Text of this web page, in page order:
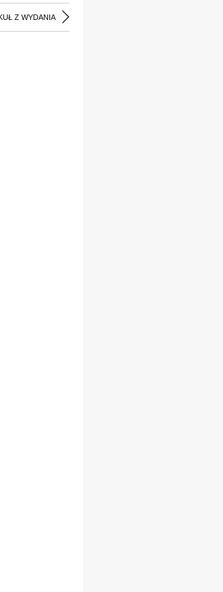
Z WYDANIA